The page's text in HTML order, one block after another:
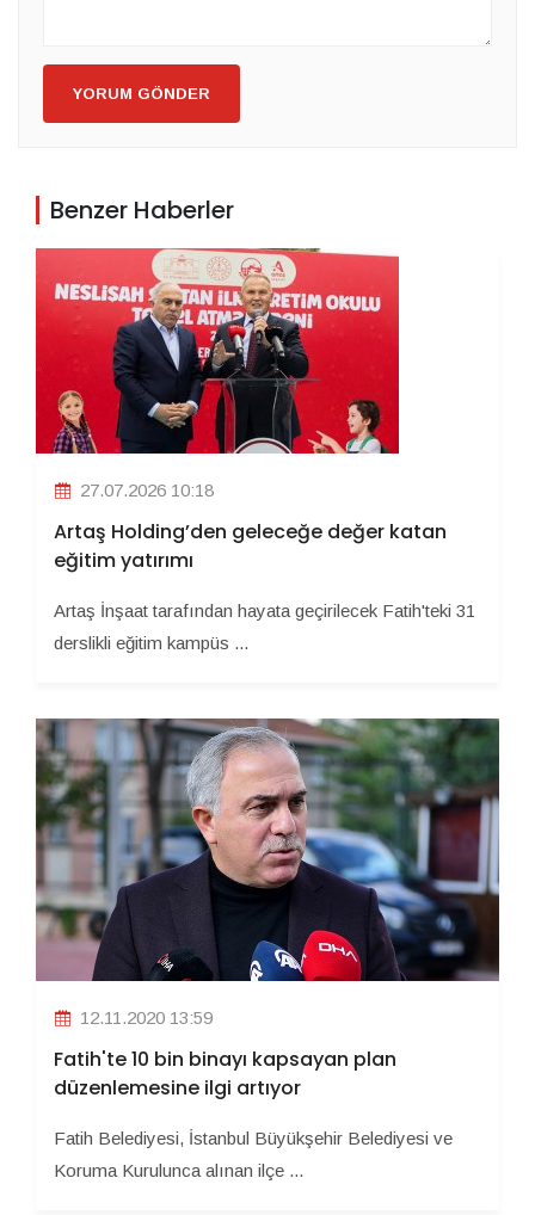
YORUM GÖNDER
Benzer Haberler
27.07.2026 10:18
Artaş Holding’den geleceğe değer katan
eğitim yatırımı
Artaş İnşaat tarafından hayata geçirilecek Fatih'teki 31
derslikli eğitim kampüs ...
12.11.2020 13:59
Fatih'te 10 bin binayı kapsayan plan
düzenlemesine ilgi artıyor
Fatih Belediyesi, İstanbul Büyükşehir Belediyesi ve
Koruma Kurulunca alınan ilçe ...